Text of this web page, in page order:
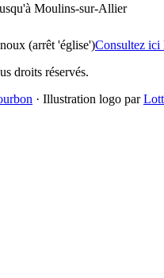
Moulins-sur-Allier
(arrêt 'église')Consultez ici
droits réservés.
· Illustration logo par